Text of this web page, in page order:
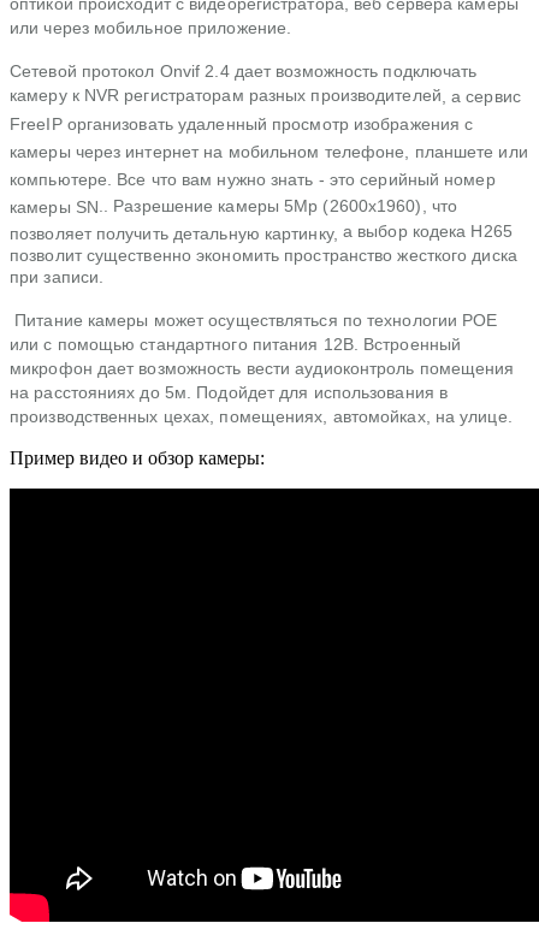
или через мобильное приложение.
Сетевой протокол Onvif 2.4 дает возможность подключать
камеру к NVR регистраторам разных производителей , а сервис
FreeIP организовать удаленный просмотр изображения с
камеры через интернет на мобильном телефоне, планшете или
компьютере. Все что вам нужно знать - это серийный номер
камеры SN .. Разрешение камеры 5Мp (2600х1960), что
позволяет получить детальную картинку, а выбор кодека H265
позволит существенно экономить пространство жесткого диска
при записи.
Питание камеры может осуществляться по технологии POE
или с помощью стандартного питания 12В. Встроенный
микрофон дает возможность вести аудиоконтроль помещения
на расстояниях до 5м. Подойдет для использования в
производственных цехах, помещениях, автомойках, на улице.
Пример видео и обзор камеры: